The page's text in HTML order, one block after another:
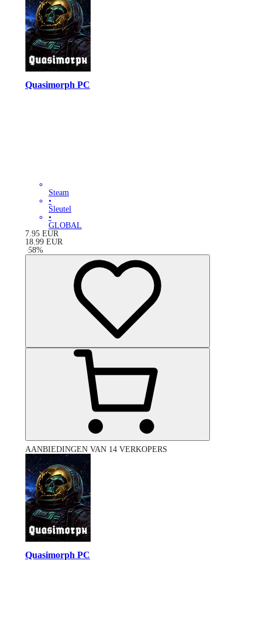
Quasimorph PC
Steam
•
Sleutel
•
GLOBAL
7.95 EUR
18.99 EUR
-58%
AANBIEDINGEN VAN 14 VERKOPERS
Quasimorph PC